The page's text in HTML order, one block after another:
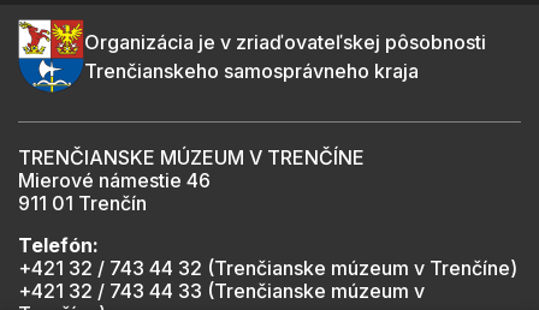
Organizácia je v zriaďovateľskej pôsobnosti
Trenčianskeho samosprávneho kraja
TRENČIANSKE MÚZEUM V TRENČÍNE
Mierové námestie 46
911 01 Trenčín
Telefón:
+421 32 / 743 44 32 (Trenčianske múzeum v Trenčíne)
+421 32 / 743 44 33 (Trenčianske múzeum v